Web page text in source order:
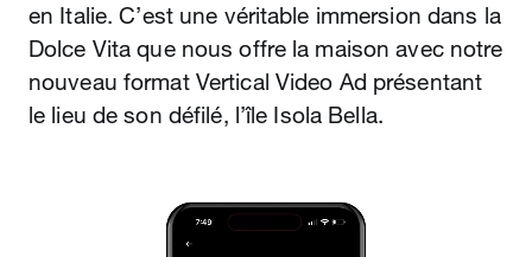
en Italie. C’est une véritable immersion dans la
Dolce Vita que nous offre la maison avec notre
nouveau format Vertical Video Ad présentant
le lieu de son défilé, l’île Isola Bella.